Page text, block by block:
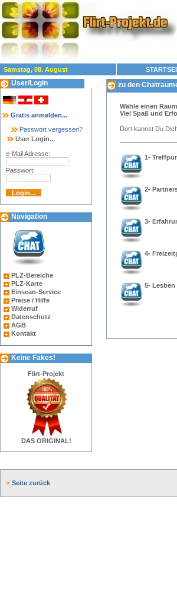
Samstag, 08. August
User/Login
Gratis anmelden...
Passwort vergessen?
User Login...
e-Mail Adresse:
Passwort:
Navigation
PLZ-Bereiche
PLZ-Karte
Einscan-Service
Preise / Hilfe
Widerruf
Datenschutz
AGB
Kontakt
Keine Fakes!
Flirt-Projekt
DAS ORIGINAL!
zu den
Wähle einen
Viel Spaß und
Dort kannst Du
1-
2-
3-
4-
5-
Seite zurück